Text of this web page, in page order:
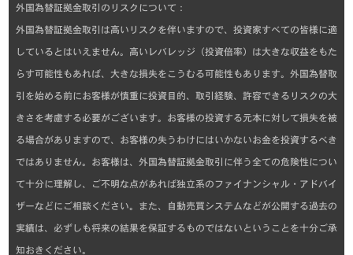
外国為替証拠金取引のリスクについて：
外国為替証拠金取引は高いリスクを伴いますので、投資家すべての皆様に適
しているとはいえません。高いレバレッジ（投資倍率）は大きな収益をもた
らす可能性もあれば、大きな損失をこうむる可能性もあります。外国為替取
引を始める前にお客様が慎重に投資目的、取引経験、許容できるリスクの大
きさを考慮する必要がございます。お客様の投資する元本に対して損失を被
る場合がありますので、お客様の失うわけにはいかないお金を投資するべき
ではありません。お客様は、外国為替証拠金取引に伴う全ての危険性につい
て十分に理解し、ご不明な点があれば独立系のファイナンシャル・アドバイ
ザーなどにご相談ください。また、自動売買システムなどが公開する過去の
実績は、必ずしも将来の結果を保証するものではないということを十分ご承
知おきください。